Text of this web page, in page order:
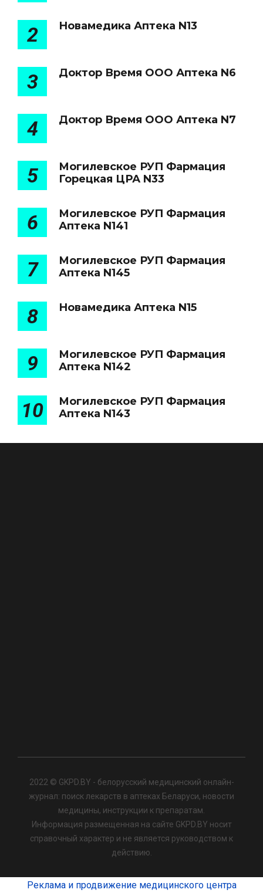
2 Новамедика Аптека N13
3 Доктор Время ООО Аптека N6
4 Доктор Время ООО Аптека N7
5
Могилевское РУП Фармация
Горецкая ЦРА N33
6
Могилевское РУП Фармация
Аптека N141
7
Могилевское РУП Фармация
Аптека N145
8 Новамедика Аптека N15
9
Могилевское РУП Фармация
Аптека N142
10
Могилевское РУП Фармация
Аптека N143
2022 © GKPD.BY - белорусский медицинский онлайн-
журнал: поиск лекарств в аптеках Беларуси, новости
медицины, инструкции к препаратам.
Информация размещенная на сайте GKPD.BY носит
справочный характер и не является руководством к
действию.
Реклама и продвижение медицинского центра